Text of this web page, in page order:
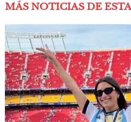
MÁS NOTICIAS DE